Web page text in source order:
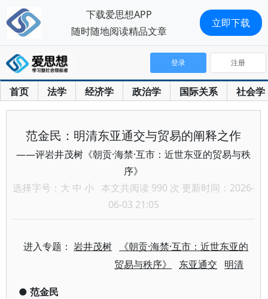
首页 法学 经济学 政治学 国际关系 社会学
登录 注册
范金民：明清东亚通交与贸易的阐释之作
——评岩井茂树《朝贡·海禁·互市：近世东亚的贸易与秩
序》
选择字号： 大 中 小 本文共阅读 990 次 更新时间：2026-
06-03 21:05
进入专题：岩井茂树
《朝贡·海禁·互市：近世东亚的
贸易与秩序》
东亚通交 明清
● 范金民
下载爱思想APP
随时随地阅读精品文章
立即下载